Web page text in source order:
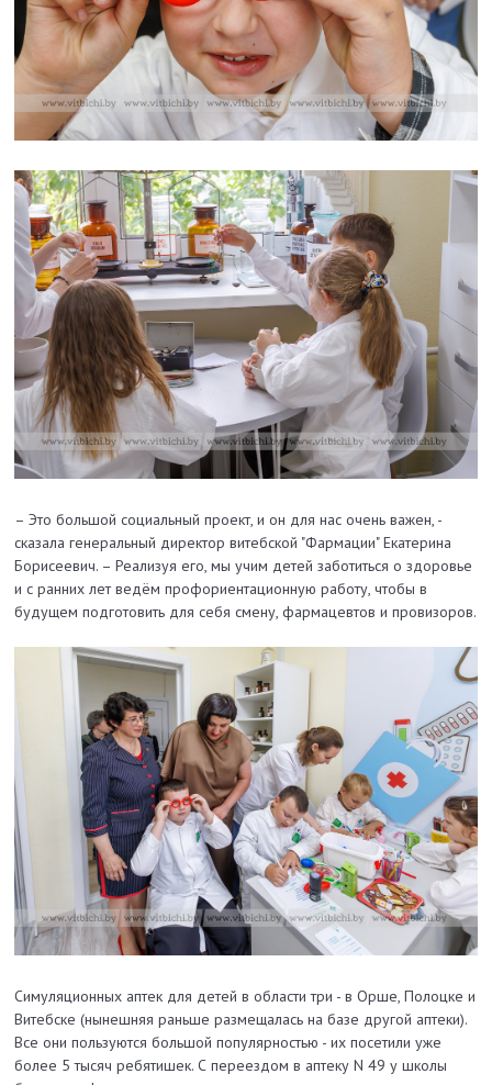
– Это большой социальный проект, и он для нас очень важен, -
сказала генеральный директор витебской "Фармации" Екатерина
Борисеевич. – Реализуя его, мы учим детей заботиться о здоровье
и с ранних лет ведём профориентационную работу, чтобы в
будущем подготовить для себя смену, фармацевтов и провизоров.
Симуляционных аптек для детей в области три - в Орше, Полоцке и
Витебске (нынешняя раньше размещалась на базе другой аптеки).
Все они пользуются большой популярностью - их посетили уже
более 5 тысяч ребятишек. С переездом в аптеку N 49 у школы